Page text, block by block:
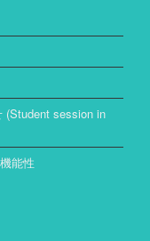
(Student session in
能性